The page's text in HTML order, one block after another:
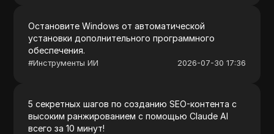
Остановите Windows от автоматической
установки дополнительного программного
обеспечения.
#Инструменты ИИ 2026-07-30 17:36
5 секретных шагов по созданию SEO-контента с
высоким ранжированием с помощью Claude AI
всего за 10 минут!